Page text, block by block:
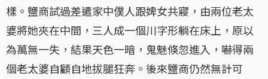
樣。鹽商試過差遣家中僕人跟婢女共寢，由兩位老太
婆將她夾在中間，三人成一個川字形躺在床上，原以
為萬無一失，結果天色一暗，鬼魅倏忽進入，嚇得兩
個老太婆自顧自地拔腿狂奔。後來鹽商仍然無計可